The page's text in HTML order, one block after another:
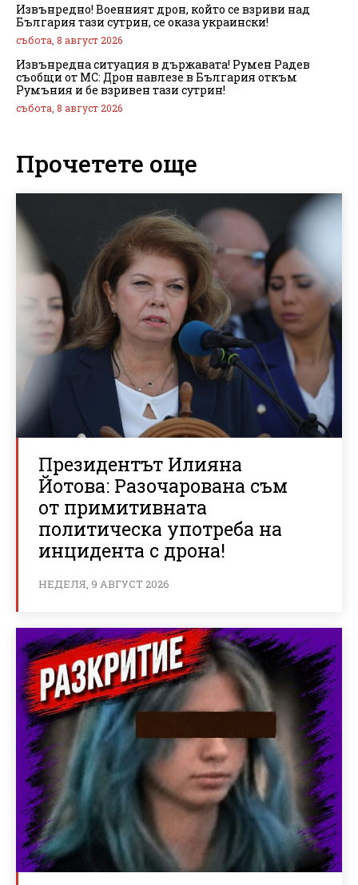
Извънредно! Военният дрон, който се взриви над
България тази сутрин, се оказа украински!
събота, 8 август 2026
Извънредна ситуация в държавата! Румен Радев
съобщи от МС: Дрон навлезе в България откъм
Румъния и бе взривен тази сутрин!
събота, 8 август 2026
Прочетете още
Президентът Илияна
Йотова: Разочарована съм
от примитивната
политическа употреба на
инцидента с дрона!
НЕДЕЛЯ, 9 АВГУСТ 2026